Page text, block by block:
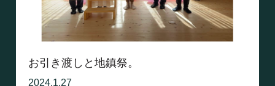
お引き渡しと地鎮祭。
2024.1.27